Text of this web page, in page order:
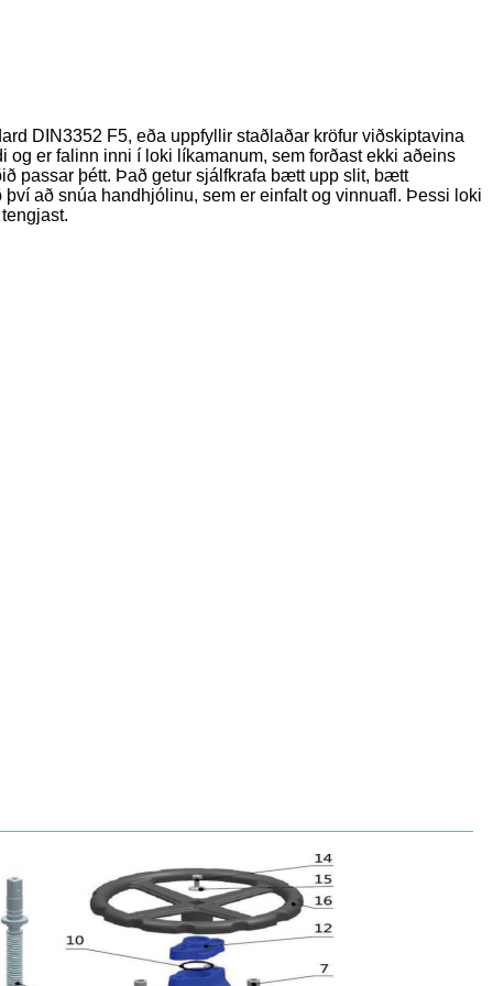
DIN3352 F5, eða uppfyllir staðlaðar kröfur viðskiptavina
er falinn inni í loki líkamanum, sem forðast ekki aðeins
passar þétt. Það getur sjálfkrafa bætt upp slit, bætt
að snúa handhjólinu, sem er einfalt og vinnuafl. Þessi loki